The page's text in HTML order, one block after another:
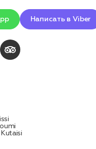
Написать в Viber
автомобиль